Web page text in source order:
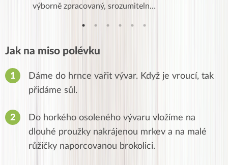
výborně zpracovaný, srozumiteln…
Jak na miso polévku
Dáme do hrnce vařit vývar. Když je vroucí, tak
přidáme sůl.
Do horkého osoleného vývaru vložíme na
dlouhé proužky nakrájenou mrkev a na malé
růžičky naporcovanou brokolici.